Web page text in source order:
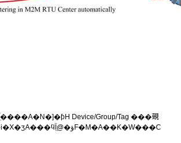
Device/Group/Tag ���覡
�[�c�X�ӡA�]�N���æb�]�w��ܮؤ����ݩʳz�L���檺�覡�}�i�X�ӡA���ϥΪ̤@�ؤF�M�A��K�W���C